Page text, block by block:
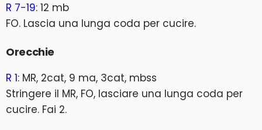
R 7-19: 12 mb
FO. Lascia una lunga coda per cucire.
Orecchie
R 1: MR, 2cat, 9 ma, 3cat, mbss
Stringere il MR, FO, lasciare una lunga coda per
cucire. Fai 2.